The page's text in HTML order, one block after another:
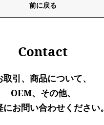
前に戻る
Contact
取引、商品について、
OEM、その他、
にお問い合わせください。